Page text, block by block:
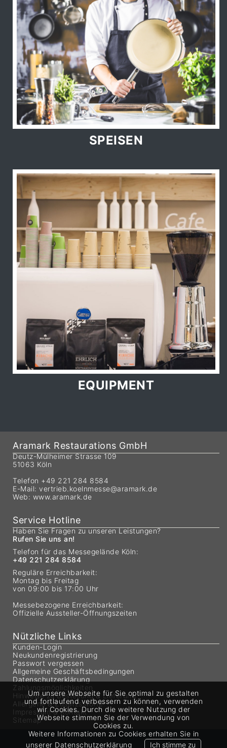
SPEISEN
EQUIPMENT
Aramark Restaurations GmbH
Deutz-Mülheimer Strasse 109
51063 Köln
Telefon +49 221 284 8584
E-Mail: vertrieb.koelnmesse@aramark.de
Web: www.aramark.de
Service Hotline
Haben Sie Fragen zu unseren Leistungen?
Rufen Sie uns an!
Telefon für das Messegelände Köln:
+49 221 284 8584
Reguläre Erreichbarkeit:
Montag bis Freitag
von 09:00 bis 17:00 Uhr
Messebezogene Erreichbarkeit:
Offizielle Aussteller-Öffnungszeiten
Nützliche Links
Kunden-Login
Neukundenregistrierung
Passwort vergessen
Allgemeine Geschäftsbedingungen
Datenschutzerklärung
Zahlungsmöglichkeiten
Hinweise zu Bestellung & Lieferung
Allergene & Zusatzsstoffe
Impressum & Kontakt
Sitemap
Um unsere Webseite für Sie optimal zu gestalten
und fortlaufend verbessern zu können, verwenden
wir Cookies. Durch die weitere Nutzung der
Webseite stimmen Sie der Verwendung von
Cookies zu.
Weitere Informationen zu Cookies erhalten Sie in
unserer Datenschutzerklärung